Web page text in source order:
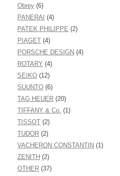
Obrey (6)
PANERAI (4)
PATEK PHILIPPE (2)
PIAGET (4)
PORSCHE DESIGN (4)
ROTARY (4)
SEIKO (12)
SUUNTO (6)
TAG HEUER (20)
TIFFANY & Co. (1)
TISSOT (2)
TUDOR (2)
VACHERON CONSTANTIN (1)
ZENITH (2)
OTHER (37)